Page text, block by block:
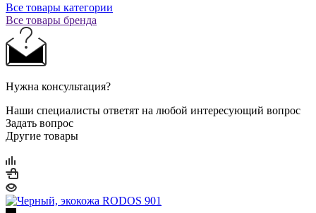
Все товары категории
Все товары бренда
Нужна консультация?
Наши специалисты ответят на любой интересующий вопрос
Задать вопрос
Другие товары